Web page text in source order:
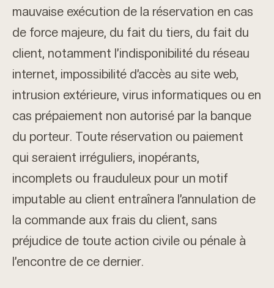
mauvaise exécution de la réservation en cas
de force majeure, du fait du tiers, du fait du
client, notamment l’indisponibilité du réseau
internet, impossibilité d’accès au site web,
intrusion extérieure, virus informatiques ou en
cas prépaiement non autorisé par la banque
du porteur. Toute réservation ou paiement
qui seraient irréguliers, inopérants,
incomplets ou frauduleux pour un motif
imputable au client entraînera l’annulation de
la commande aux frais du client, sans
préjudice de toute action civile ou pénale à
l’encontre de ce dernier.